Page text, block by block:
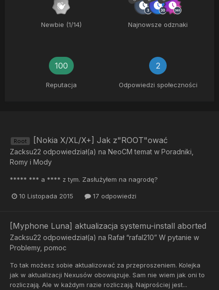
Newbie (1/14) Najnowsze odznaki
100
Reputacja
2
Odpowiedzi społeczności
Root [Nokia X/XL/X+] Jak z"ROOT"ować
Zacksu22 odpowiedział(a) na NeoCM temat w Poradniki,
Romy i Mody
***** *** a **** z tym. Zasłużyłem na nagrodę?
10 Listopada 2015 17 odpowiedzi
[Myphone Luna] aktualizacja systemu-install aborted
Zacksu22 odpowiedział(a) na Rafał “rafal210” W pytanie w
Problemy, pomoc
To tak możesz sobie aktualizować za przeproszeniem. Kolejka
jak w aktualizacji Nexusów obowiązuje. Sam nie wiem jak oni to
rozliczają. Ale w każdym razie rozliczają. Najprościej jest...